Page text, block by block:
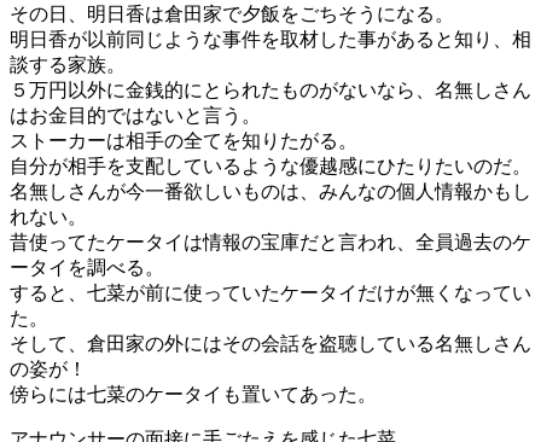
その日、明日香は倉田家で夕飯をごちそうになる。
明日香が以前同じような事件を取材した事があると知り、相
談する家族。
５万円以外に金銭的にとられたものがないなら、名無しさん
はお金目的ではないと言う。
ストーカーは相手の全てを知りたがる。
自分が相手を支配しているような優越感にひたりたいのだ。
名無しさんが今一番欲しいものは、みんなの個人情報かもし
れない。
昔使ってたケータイは情報の宝庫だと言われ、全員過去のケ
ータイを調べる。
すると、七菜が前に使っていたケータイだけが無くなってい
た。
そして、倉田家の外にはその会話を盗聴している名無しさん
の姿が！
傍らには七菜のケータイも置いてあった。